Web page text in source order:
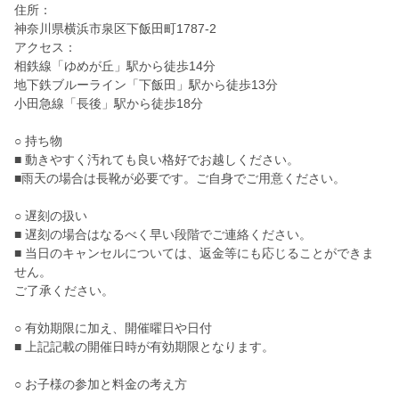
住所：
神奈川県横浜市泉区下飯田町1787-2
アクセス：
相鉄線「ゆめが丘」駅から徒歩14分
地下鉄ブルーライン「下飯田」駅から徒歩13分
小田急線「長後」駅から徒歩18分
○ 持ち物
■ 動きやすく汚れても良い格好でお越しください。
■雨天の場合は長靴が必要です。ご自身でご用意ください。
○ 遅刻の扱い
■ 遅刻の場合はなるべく早い段階でご連絡ください。
■ 当日のキャンセルについては、返金等にも応じることができま
せん。
ご了承ください。
○ 有効期限に加え、開催曜日や日付
■ 上記記載の開催日時が有効期限となります。
○ お子様の参加と料金の考え方